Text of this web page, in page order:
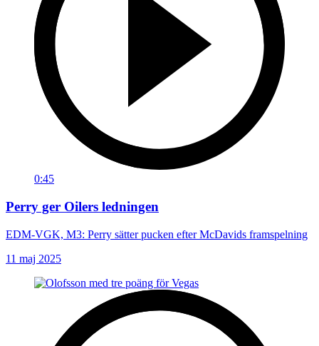
0:45
Perry ger Oilers ledningen
EDM-VGK, M3: Perry sätter pucken efter McDavids framspelning
11 maj 2025